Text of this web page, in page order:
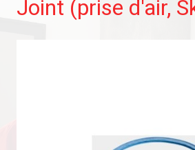
Joint (prise d'air,